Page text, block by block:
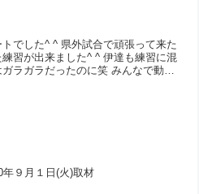
でした^ ^ 県外試合で頑張って来た
習が出来ました^ ^ 伊達も練習に混
ラガラだったのに笑 みんなで動い
年９月１日(火)取材